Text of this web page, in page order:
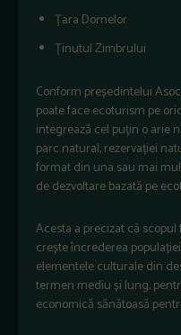
Țara Dornelor
Ținutul Zimbrului
Conform președintelui
poate face ecoturism pe
integrează cel puțin o arie
parc natural, rezervației
format din una sau mai
de dezvoltare bazată pe
Acesta a precizat că
crește încrederea
elementele culturale din
termen mediu și lung,
economică sănătoasă